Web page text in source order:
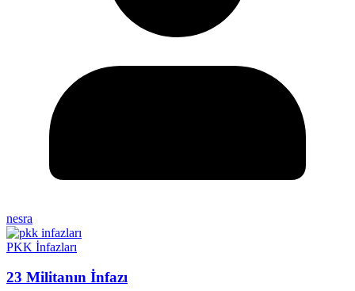
nesra
PKK İnfazları
23 Militanın İnfazı